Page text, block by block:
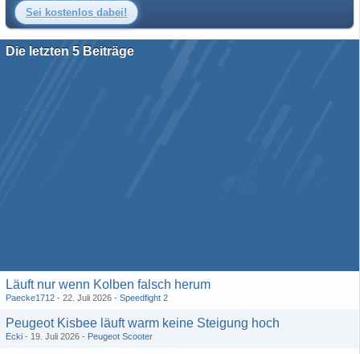
Sei kostenlos dabei!
Die letzten 5 Beiträge
Läuft nur wenn Kolben falsch herum
Paecke1712 22. Juli 2026 Speedfight 2
Peugeot Kisbee läuft warm keine Steigung hoch
Ecki 19. Juli 2026 Peugeot Scooter